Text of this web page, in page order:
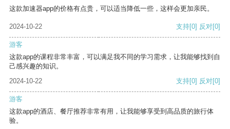
这款加速器app的价格有点贵，可以适当降低一些，这样会更加亲民。
2024-10-22 支持[0] 反对[0]
游客
这款app的课程非常丰富，可以满足我不同的学习需求，让我能够找到自
己感兴趣的知识。
2024-10-22
支持[0] 反对[0]
游客
这款app的酒店、餐厅推荐非常有用，让我能够享受到高品质的旅行体
验。